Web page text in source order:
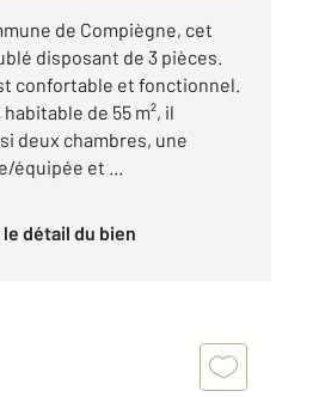
de Compiègne, cet
disposant de 3 pièces.
confortable et fonctionnel.
de 55 m², il
deux chambres, une
équipée et ...
le détail du bien